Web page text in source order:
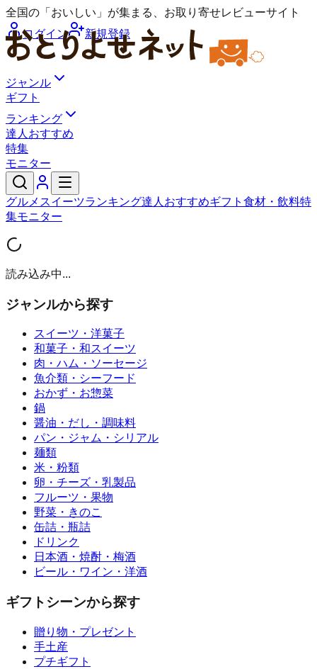
全国の「おいしい」が集まる、お取り寄せレビューサイト
ログイン
新規登録
ジャンル
ギフト
ランキング
達人おすすめ
特集
モニター
グルメ スイーツランキング達人おすすめギフト 食材・飲料特
集モニター
読み込み中...
ジャンルから探す
スイーツ・洋菓子
和菓子・和スイーツ
肉・ハム・ソーセージ
魚介類・シーフード
おかず・お惣菜
鍋
醤油・だし・調味料
パン・ジャム・シリアル
麺類
米・粉類
卵・チーズ・乳製品
フルーツ・果物
野菜・きのこ
缶詰・瓶詰
ドリンク
日本酒・焼酎・梅酒
ビール・ワイン・洋酒
ギフトシーンから探す
贈り物・プレゼント
手土産
プチギフト